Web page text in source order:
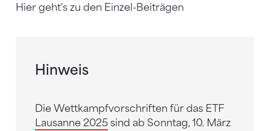
Hier geht's zu den Einzel-Beiträgen
Hinweis
Die Wettkampfvorschriften für das ETF
Lausanne 2025 sind ab Sonntag, 10. März